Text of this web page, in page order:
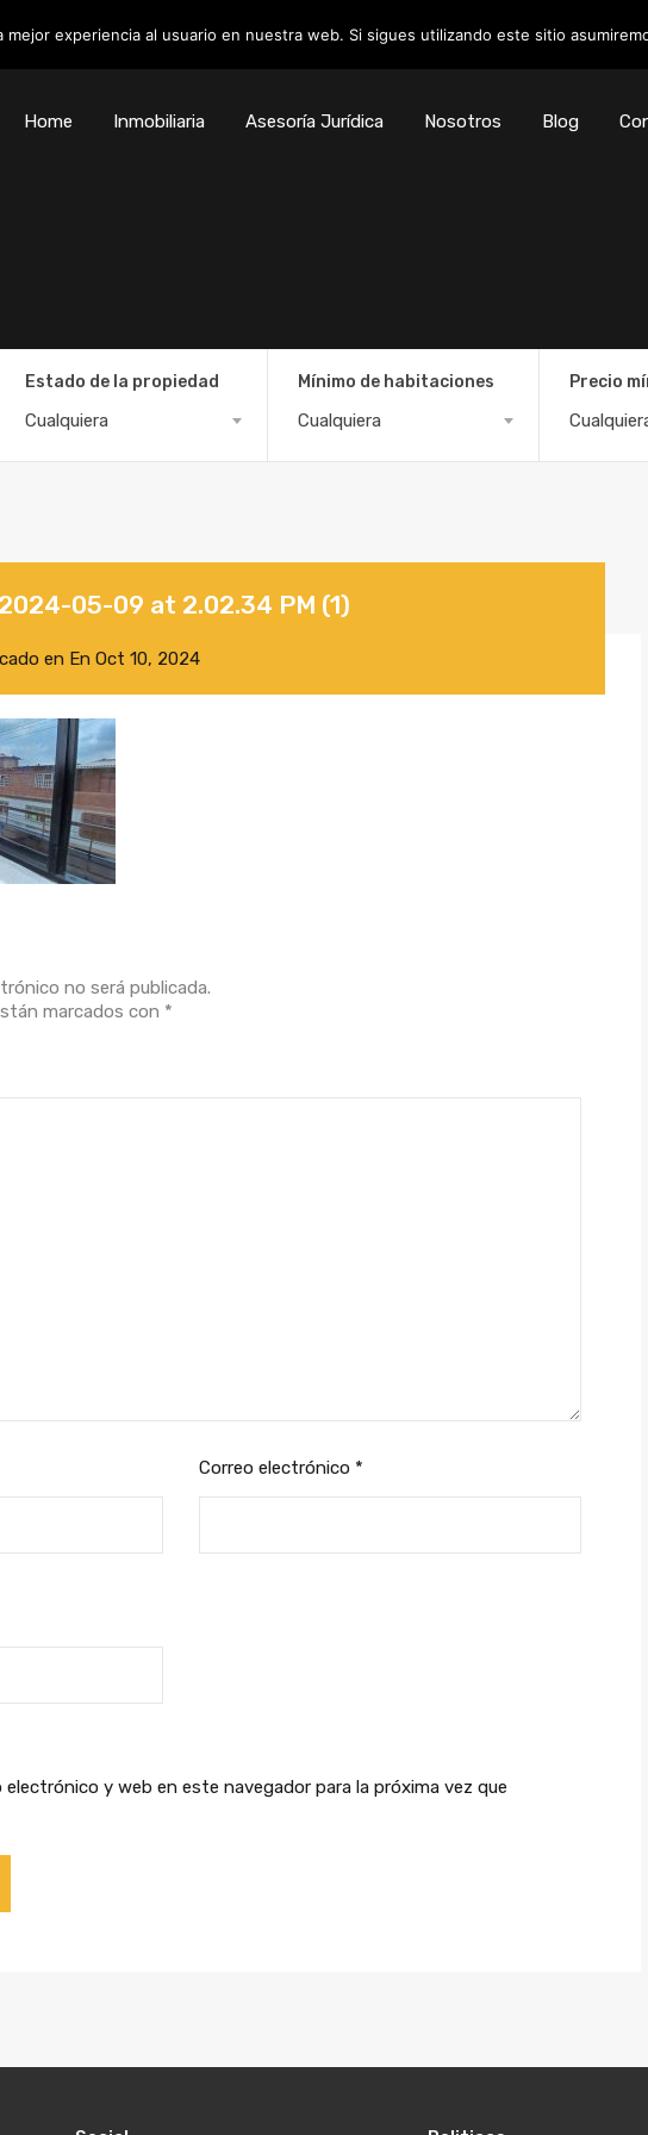
Home Inmobiliaria Asesoría Jurídica Nosotros Blog
Estado de la propiedad
Cualquiera
Mínimo de habitaciones
Cualquiera
Precio
05-09 at 2.02.34 PM (1)
en En Oct 10, 2024
no será publicada.
marcados con *
Correo electrónico *
electrónico y web en este navegador para la próxima vez que
mejor experiencia al usuario en nuestra web. Si sigues utilizando este sitio